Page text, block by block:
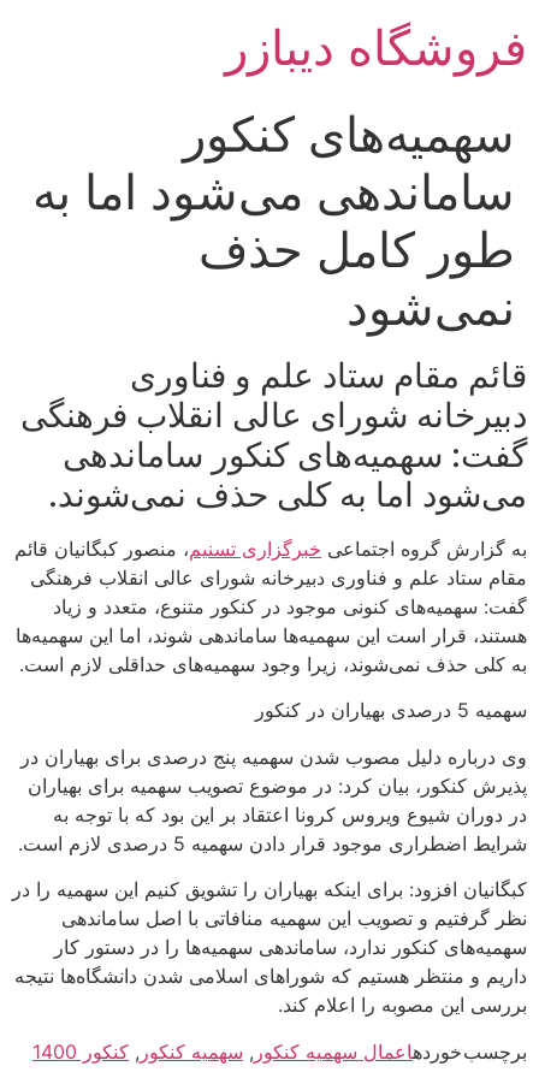
محتوا
فروشگاه دیبازر
سهمیه‌های کنکور
ساماندهی می‌شود اما به
طور کامل حذف
نمی‌شود
قائم مقام ستاد علم و فناوری
دبیرخانه شورای عالی انقلاب فرهنگی
گفت: سهمیه‌های کنکور ساماندهی
می‌شود اما به کلی حذف نمی‌شوند.
به گزارش گروه اجتماعی خبرگزاری تسنیم، منصور کبگانیان قائم
مقام ستاد علم و فناوری دبیرخانه شورای عالی انقلاب فرهنگی
گفت: سهمیه‌های کنونی موجود در کنکور متنوع، متعدد و زیاد
هستند، قرار است این سهمیه‌ها ساماندهی شوند، اما این سهمیه‌ها
به کلی حذف نمی‌شوند، زیرا وجود سهمیه‌های حداقلی لازم است.
سهمیه 5 درصدی بهیاران در کنکور
وی درباره دلیل مصوب شدن سهمیه پنج درصدی برای بهیاران در
پذیرش کنکور، بیان کرد: در موضوع تصویب سهمیه برای بهیاران
در دوران شیوع ویروس کرونا اعتقاد بر این بود که با توجه به
شرایط اضطراری موجود قرار دادن سهمیه 5 درصدی لازم است.
کبگانیان افزود: برای اینکه بهیاران را تشویق کنیم این سهمیه را در
نظر گرفتیم و تصویب این سهمیه منافاتی با اصل ساماندهی
سهمیه‌های کنکور ندارد، ساماندهی سهمیه‌ها را در دستور کار
داریم و منتظر هستیم که شورا‌های اسلامی شدن دانشگاه‌ها نتیجه
بررسی این مصوبه را اعلام کند.
برچسب خوردهاعمال سهمیه کنکور , سهمیه کنکور , کنکور 1400